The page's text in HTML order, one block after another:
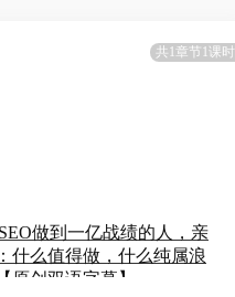
共1章节1课时
做到一亿战绩的人，亲
什么值得做，什么纯属浪
原创双语字幕】